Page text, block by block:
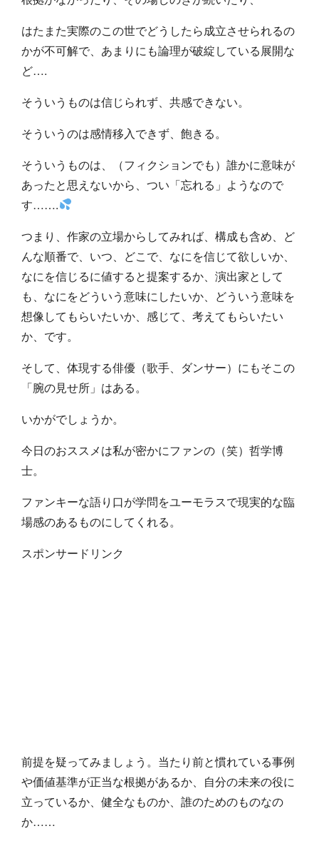
はたまた実際のこの世でどうしたら成立させられるの
かが不可解で、あまりにも論理が破綻している展開な
ど….
そういうものは信じられず、共感できない。
そういうのは感情移入できず、飽きる。
そういうものは、（フィクションでも）誰かに意味が
あったと思えないから、つい「忘れる」ようなので
す…….
つまり、作家の立場からしてみれば、構成も含め、ど
んな順番で、いつ、どこで、なにを信じて欲しいか、
なにを信じるに値すると提案するか、演出家として
も、なにをどういう意味にしたいか、どういう意味を
想像してもらいたいか、感じて、考えてもらいたい
か、です。
そして、体現する俳優（歌手、ダンサー）にもそこの
「腕の見せ所」はある。
いかがでしょうか。
今日のおススメは私が密かにファンの（笑）哲学博
士。
ファンキーな語り口が学問をユーモラスで現実的な臨
場感のあるものにしてくれる。
スポンサードリンク
前提を疑ってみましょう。当たり前と慣れている事例
や価値基準が正当な根拠があるか、自分の未来の役に
立っているか、健全なものか、誰のためのものなの
か……